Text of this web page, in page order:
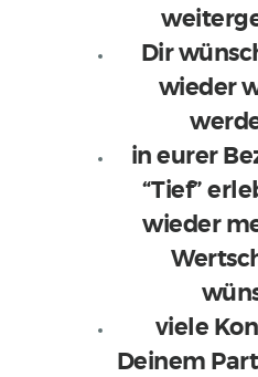
Dir
wieder
in eurer
“Tief”
wieder
viele
Deinem